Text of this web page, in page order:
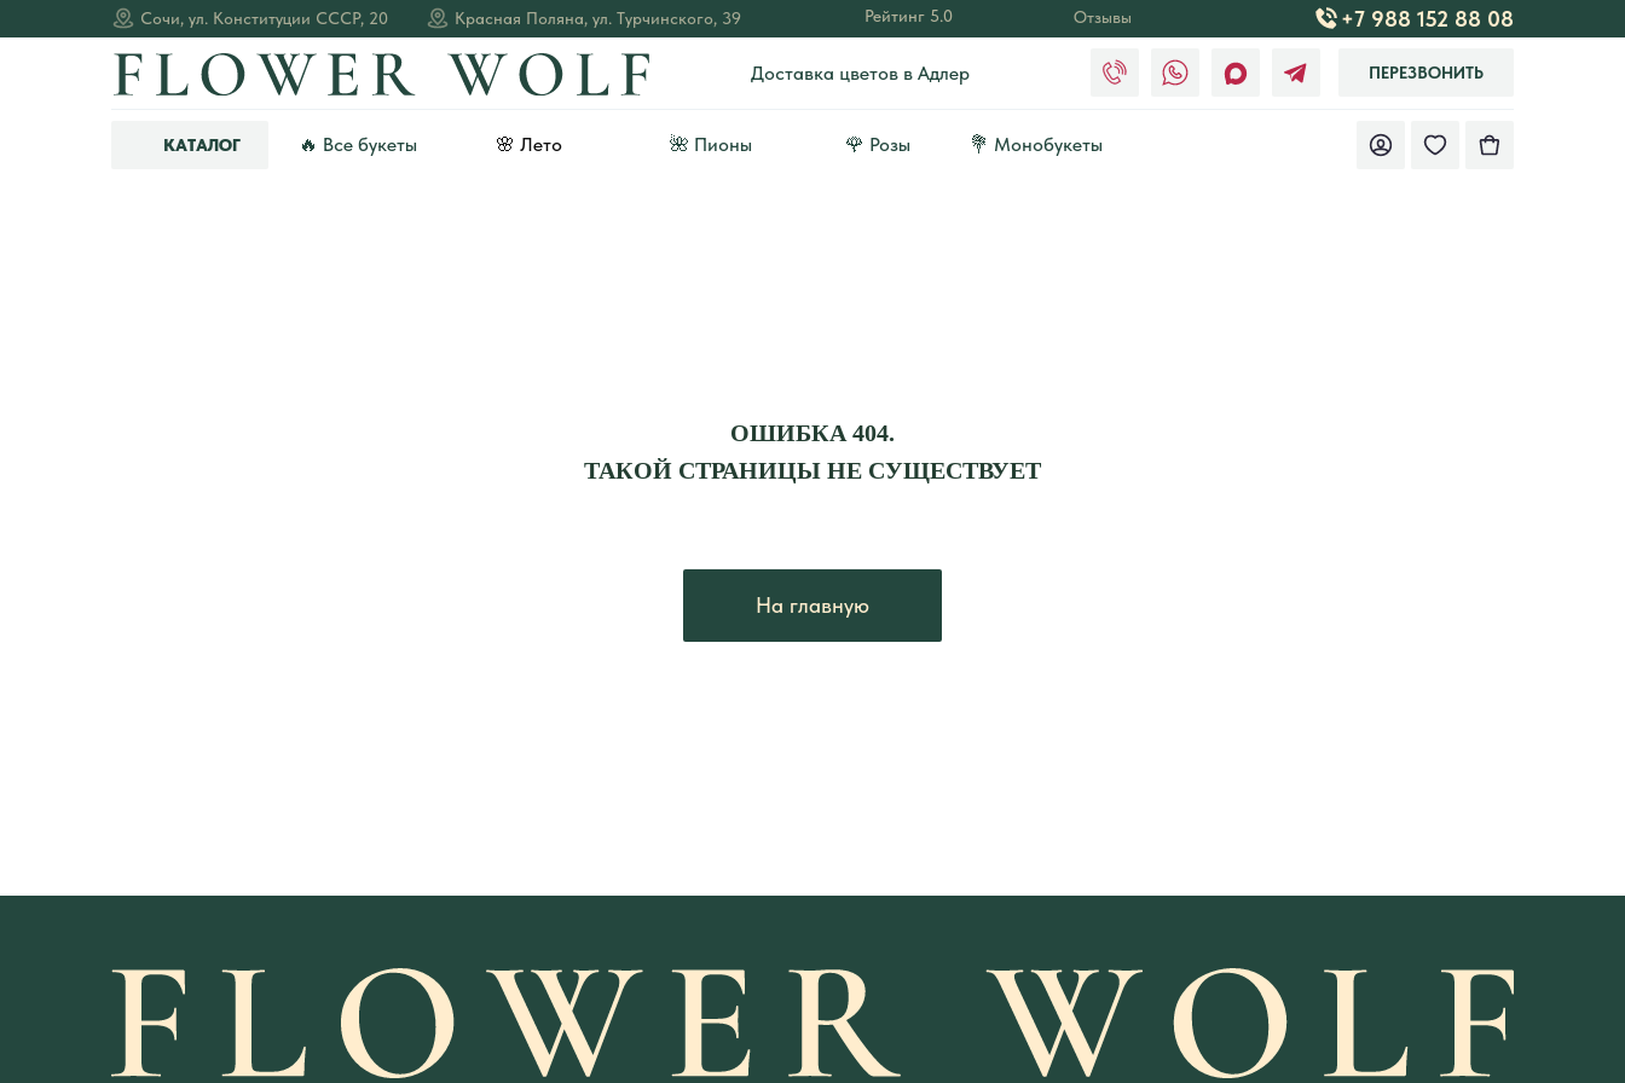
Красная Поляна, ул. Турчинского, 39 Отзывы
Рейтинг 5.0
Сочи, ул. Конституции СССР, 20
КАТАЛОГ
ПЕРЕЗВОНИТЬ
🔥 Все букеты 🌺 Пионы 💐 Монобукеты
Доставка цветов в Адлер
🌸 Лето 🌹 Розы
+7 988 152 88 08
ОШИБКА 404.
ТАКОЙ СТРАНИЦЫ НЕ СУЩЕСТВУЕТ
На главную